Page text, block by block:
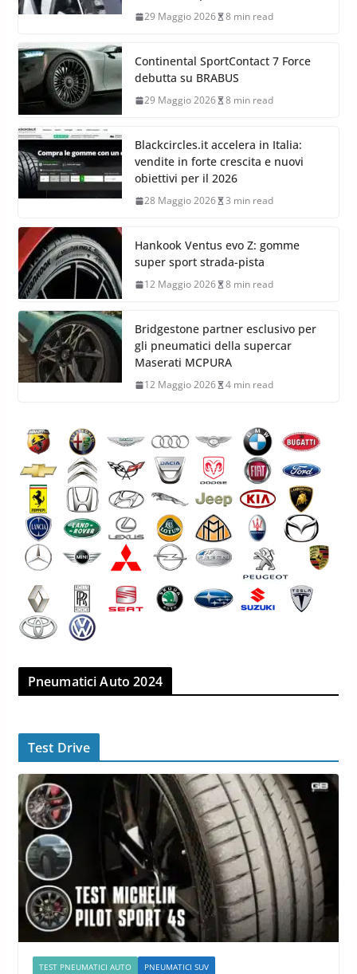
29 Maggio 2026 8 min read
Continental SportContact 7 Force
debutta su BRABUS
29 Maggio 2026 8 min read
Blackcircles.it accelera in Italia:
vendite in forte crescita e nuovi
obiettivi per il 2026
28 Maggio 2026 3 min read
Hankook Ventus evo Z: gomme
super sport strada-pista
12 Maggio 2026 8 min read
Bridgestone partner esclusivo per
gli pneumatici della supercar
Maserati MCPURA
12 Maggio 2026 4 min read
Pneumatici Auto 2024
Test Drive
TEST PNEUMATICI AUTO PNEUMATICI SUV